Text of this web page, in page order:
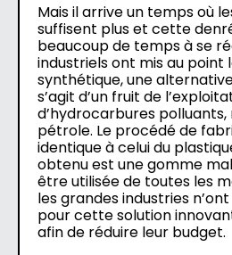
Mais il arrive un temps où
suffisent plus et cette
beaucoup de temps à se
industriels ont mis au point
synthétique, une
s’agit d’un fruit de
d’hydrocarbures
pétrole. Le procédé de
identique à celui du
obtenu est une gomme
être utilisée de toutes les
les grandes industries
pour cette solution
afin de réduire leur budget.